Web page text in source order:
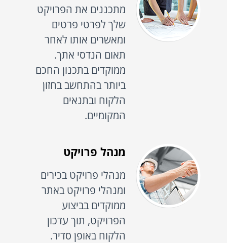
מתכננים את הפרויקט
שלך לפרטי פרטים
ומאשרים אותו לאחר
תאום הנדסי אתך.
ממוקדים בתכנון החכם
ביותר בהתחשב בחזון
הלקוח ובתנאים
המקומיים.
מנהל פרויקט
מנהלי פרויקט בכירים
ומנהלי פרויקט באתר
ממוקדים בביצוע
הפרויקט, תוך עדכון
הלקוח באופן סדיר.